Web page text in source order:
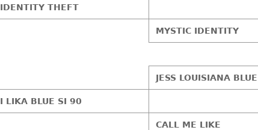
IDENTITY THEFT
MYSTIC IDENTITY
JESS LOUISIANA
I LIKA BLUE SI 90
CALL ME LIKE